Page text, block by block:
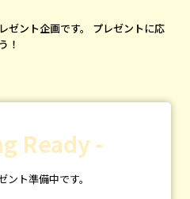
ント企画です。
プレゼントに応
！
Ready -
ント準備中です。